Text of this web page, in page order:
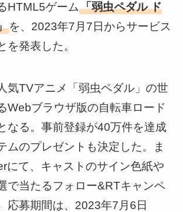
HTML5ゲーム「弱虫ペダル ド
を、2023年7月7日からサービス
を発表した。
気TVアニメ「弱虫ペダル」の世
Webブラウザ版の自転車ロード
なる。事前登録が40万件を達成
ムのプレゼントも決定した。ま
にて、キャストのサイン色紙や
で当たるフォロー&RTキャンペ
応募期間は、2023年7月6日